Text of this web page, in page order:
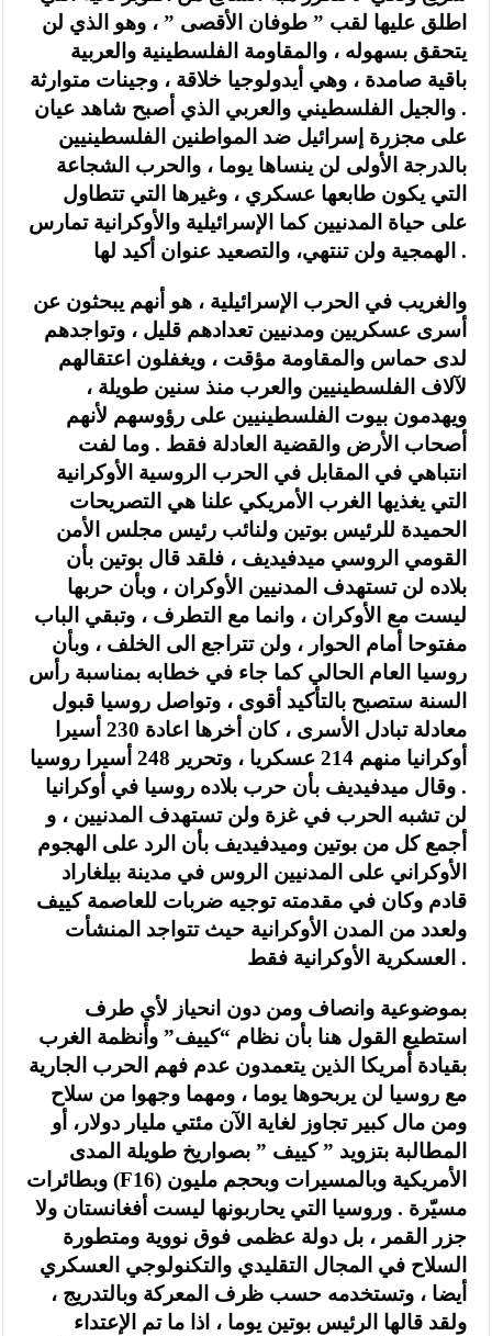
اطلق عليها لقب ” طوفان الأقصى ” ، وهو الذي لن
يتحقق بسهوله ، والمقاومة الفلسطينية والعربية
باقية صامدة ، وهي أيدولوجيا خلاقة ، وجينات متوارثة
. والجيل الفلسطيني والعربي الذي أصبح شاهد عيان
على مجزرة إسرائيل ضد المواطنين الفلسطينيين
بالدرجة الأولى لن ينساها يوما ، والحرب الشجاعة
التي يكون طابعها عسكري ، وغيرها التي تتطاول
على حياة المدنيين كما الإسرائيلية والأوكرانية تمارس
الهمجية ولن تنتهي، والتصعيد عنوان أكيد لها .
والغريب في الحرب الإسرائيلية ، هو أنهم يبحثون عن
أسرى عسكريين ومدنيين تعدادهم قليل ، وتواجدهم
لدى حماس والمقاومة مؤقت ، ويغفلون اعتقالهم
لآلاف الفلسطينيين والعرب منذ سنين طويلة ،
ويهدمون بيوت الفلسطينيين على رؤوسهم لأنهم
أصحاب الأرض والقضية العادلة فقط . وما لفت
انتباهي في المقابل في الحرب الروسية الأوكرانية
التي يغذيها الغرب الأمريكي علنا هي التصريحات
الحميدة للرئيس بوتين ولنائب رئيس مجلس الأمن
القومي الروسي ميدفيديف ، فلقد قال بوتين بأن
بلاده لن تستهدف المدنيين الأوكران ، وبأن حربها
ليست مع الأوكران ، وانما مع التطرف ، وتبقي الباب
مفتوحا أمام الحوار ، ولن تتراجع الى الخلف ، وبأن
روسيا العام الحالي كما جاء في خطابه بمناسبة رأس
السنة ستصبح بالتأكيد أقوى ، وتواصل روسيا قبول
معادلة تبادل الأسرى ، كان أخرها اعادة 230 أسيرا
أوكرانيا منهم 214 عسكريا ، وتحرير 248 أسيرا روسيا
. وقال ميدفيديف بأن حرب بلاده روسيا في أوكرانيا
لن تشبه الحرب في غزة ولن تستهدف المدنيين ، و
أجمع كل من بوتين وميدفيديف بأن الرد على الهجوم
الأوكراني على المدنيين الروس في مدينة بيلغاراد
قادم وكان في مقدمته توجيه ضربات للعاصمة كييف
ولعدد من المدن الأوكرانية حيث تتواجد المنشأت
العسكرية الأوكرانية فقط .
بموضوعية وانصاف ومن دون انحياز لأي طرف
استطيع القول هنا بأن نظام “كييف” وأنظمة الغرب
بقيادة أمريكا الذين يتعمدون عدم فهم الحرب الجارية
مع روسيا لن يربحوها يوما ، ومهما وجهوا من سلاح
ومن مال كبير تجاوز لغاية الآن مئتي مليار دولار، أو
المطالبة بتزويد ” كييف ” بصواريخ طويلة المدى
وبطائرات (F16) الأمريكية وبالمسيرات وبحجم مليون
مسيّرة . وروسيا التي يحاربونها ليست أفغانستان ولا
جزر القمر ، بل دولة عظمى فوق نووية ومتطورة
السلاح في المجال التقليدي والتكنولوجي العسكري
أيضا ، وتستخدمه حسب ظرف المعركة وبالتدريج ،
ولقد قالها الرئيس بوتين يوما ، اذا ما تم الإعتداء